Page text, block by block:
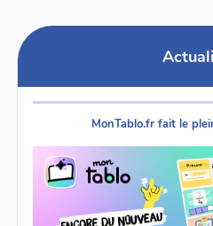
MonTablo.fr fait le